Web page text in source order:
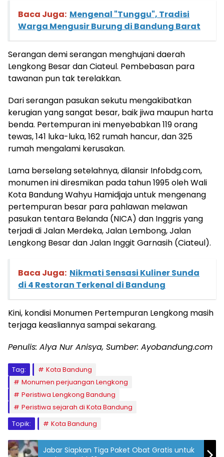
Baca Juga: Mengenal "Tunggu", Tradisi
Warga Mengusir Burung di Bandung Barat
Serangan demi serangan menghujani daerah
Lengkong Besar dan Ciateul. Pembebasan para
tawanan pun tak terelakkan.
Dari serangan pasukan sekutu mengakibatkan
kerugian yang sangat besar, baik jiwa maupun harta
benda. Pertempuran ini menyebabkan 119 orang
tewas, 141 luka-luka, 162 rumah hancur, dan 325
rumah mengalami kerusakan.
Lama berselang setelahnya, dilansir Infobdg.com,
monumen ini diresmikan pada tahun 1995 oleh Wali
Kota Bandung Wahyu Hamidjaja untuk mengenang
pertempuran besar para pahlawan melawan
pasukan tentara Belanda (NICA) dan Inggris yang
terjadi di Jalan Merdeka, Jalan Lembong, Jalan
Lengkong Besar dan Jalan Inggit Garnasih (Ciateul).
Baca Juga: Nikmati Sensasi Kuliner Sunda
di 4 Restoran Terkenal di Bandung
Kini, kondisi Monumen Pertempuran Lengkong masih
terjaga keasliannya sampai sekarang.
Penulis: Alya Nur Anisya, Sumber: Ayobandung.com
Tag:
Kota Bandung
Monumen perjuangan Lengkong
Peristiwa Lengkong Bandung
Peristiwa sejarah di Kota Bandung
Topik:
Kota Bandung
Jabar Siapkan Tiga Paket Obat Gratis untuk